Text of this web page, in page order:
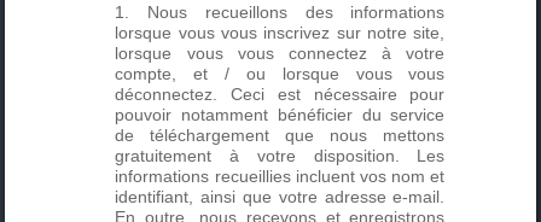
Nous recueillons des informations
lorsque vous vous inscrivez sur notre site,
lorsque vous vous connectez à votre
compte, et / ou lorsque vous vous
déconnectez. Ceci est nécessaire pour
pouvoir notamment bénéficier du service
de téléchargement que nous mettons
gratuitement à votre disposition. Les
informations recueillies incluent vos nom et
identifiant, ainsi que votre adresse e-mail.
En outre, nous recevons et enregistrons